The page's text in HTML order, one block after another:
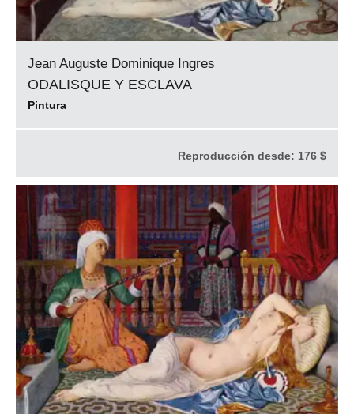
Jean Auguste Dominique Ingres
ODALISQUE Y ESCLAVA
Pintura
Reproducción desde: 176 $